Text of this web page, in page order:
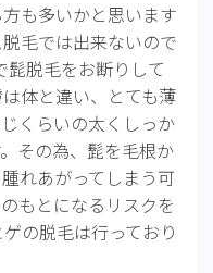
も多いかと思います
毛では出来ないので
脱毛をお断りして
体と違い、とても薄
くらいの太くしっか
その為、髭を毛根か
れあがってしまう可
もとになるリスクを
の脱毛は行っており